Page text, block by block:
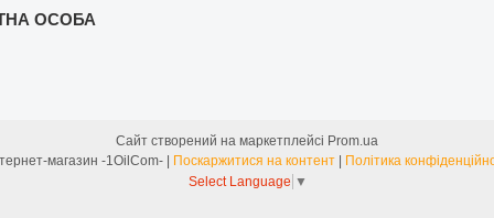
Сайт створений на маркетплейсі Prom.ua
Поскаржитися на контент
Політика
Select Language ▼